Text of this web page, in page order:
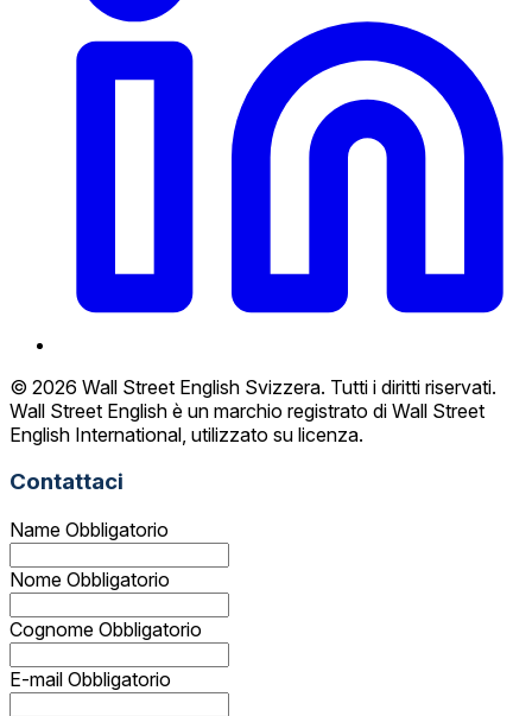
© 2026 Wall Street English Svizzera. Tutti i diritti riservati.
Wall Street English è un marchio registrato di Wall Street
English International, utilizzato su licenza.
Contattaci
Name Obbligatorio
Nome Obbligatorio
Cognome Obbligatorio
E-mail Obbligatorio